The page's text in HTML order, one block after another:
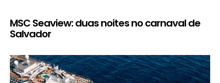
MSC Seaview: duas noites no carnaval de
Salvador